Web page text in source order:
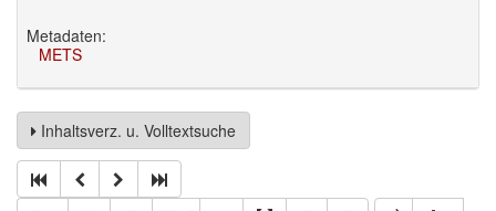
Metadaten:
METS
Inhaltsverz. u. Volltextsuche